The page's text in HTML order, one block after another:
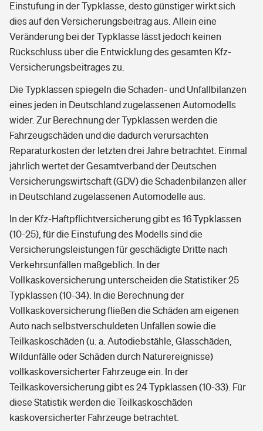
Einstufung in der Typklasse, desto günstiger wirkt sich
dies auf den Versicherungsbeitrag aus. Allein eine
Veränderung bei der Typklasse lässt jedoch keinen
Rückschluss über die Entwicklung des gesamten Kfz-
Versicherungsbeitrages zu.
Die Typklassen spiegeln die Schaden- und Unfallbilanzen
eines jeden in Deutschland zugelassenen Automodells
wider. Zur Berechnung der Typklassen werden die
Fahrzeugschäden und die dadurch verursachten
Reparaturkosten der letzten drei Jahre betrachtet. Einmal
jährlich wertet der Gesamtverband der Deutschen
Versicherungswirtschaft (GDV) die Schadenbilanzen aller
in Deutschland zugelassenen Automodelle aus.
In der Kfz-Haftpflichtversicherung gibt es 16 Typklassen
(10-25), für die Einstufung des Modells sind die
Versicherungsleistungen für geschädigte Dritte nach
Verkehrsunfällen maßgeblich. In der
Vollkaskoversicherung unterscheiden die Statistiker 25
Typklassen (10-34). In die Berechnung der
Vollkaskoversicherung fließen die Schäden am eigenen
Auto nach selbstverschuldeten Unfällen sowie die
Teilkaskoschäden (u. a. Autodiebstähle, Glasschäden,
Wildunfälle oder Schäden durch Naturereignisse)
vollkaskoversicherter Fahrzeuge ein. In der
Teilkaskoversicherung gibt es 24 Typklassen (10-33). Für
diese Statistik werden die Teilkaskoschäden
kaskoversicherter Fahrzeuge betrachtet.